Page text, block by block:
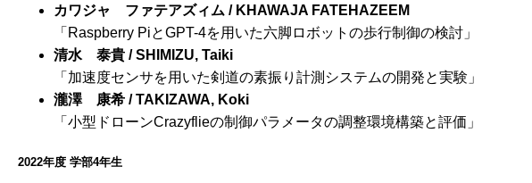
カワジャ ファテアズィム / KHAWAJA FATEHAZEEM
「Raspberry PiとGPT-4を用いた六脚ロボットの歩行制御の検討」
清水 泰貴 / SHIMIZU, Taiki
「加速度センサを用いた剣道の素振り計測システムの開発と実験」
瀧澤 康希 / TAKIZAWA, Koki
「小型ドローンCrazyflieの制御パラメータの調整環境構築と評価」
2022年度 学部4年生